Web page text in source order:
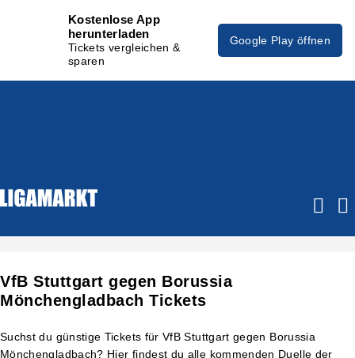
Kostenlose App
herunterladen
Tickets vergleichen &
sparen
Google Play öffnen
VfB Stuttgart gegen Borussia
Mönchengladbach Tickets
Suchst du günstige Tickets für VfB Stuttgart gegen Borussia
Mönchengladbach? Hier findest du alle kommenden Duelle der